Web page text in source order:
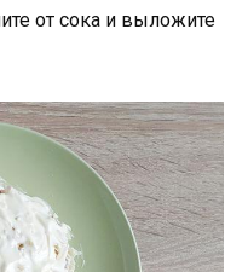
от сока и выложите